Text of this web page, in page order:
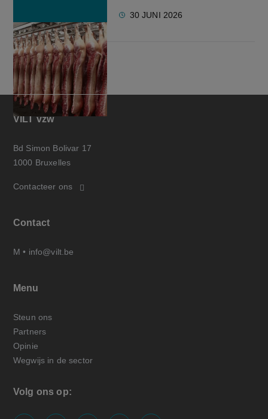
30 JUNI 2026
VILT vzw
Bd Simon Bolivar 17
1000 Bruxelles
Contacteer ons
Contact
M • info@vilt.be
Menu
Steun ons
Partners
Opinie
Wegwijs in de sector
Volg ons op: